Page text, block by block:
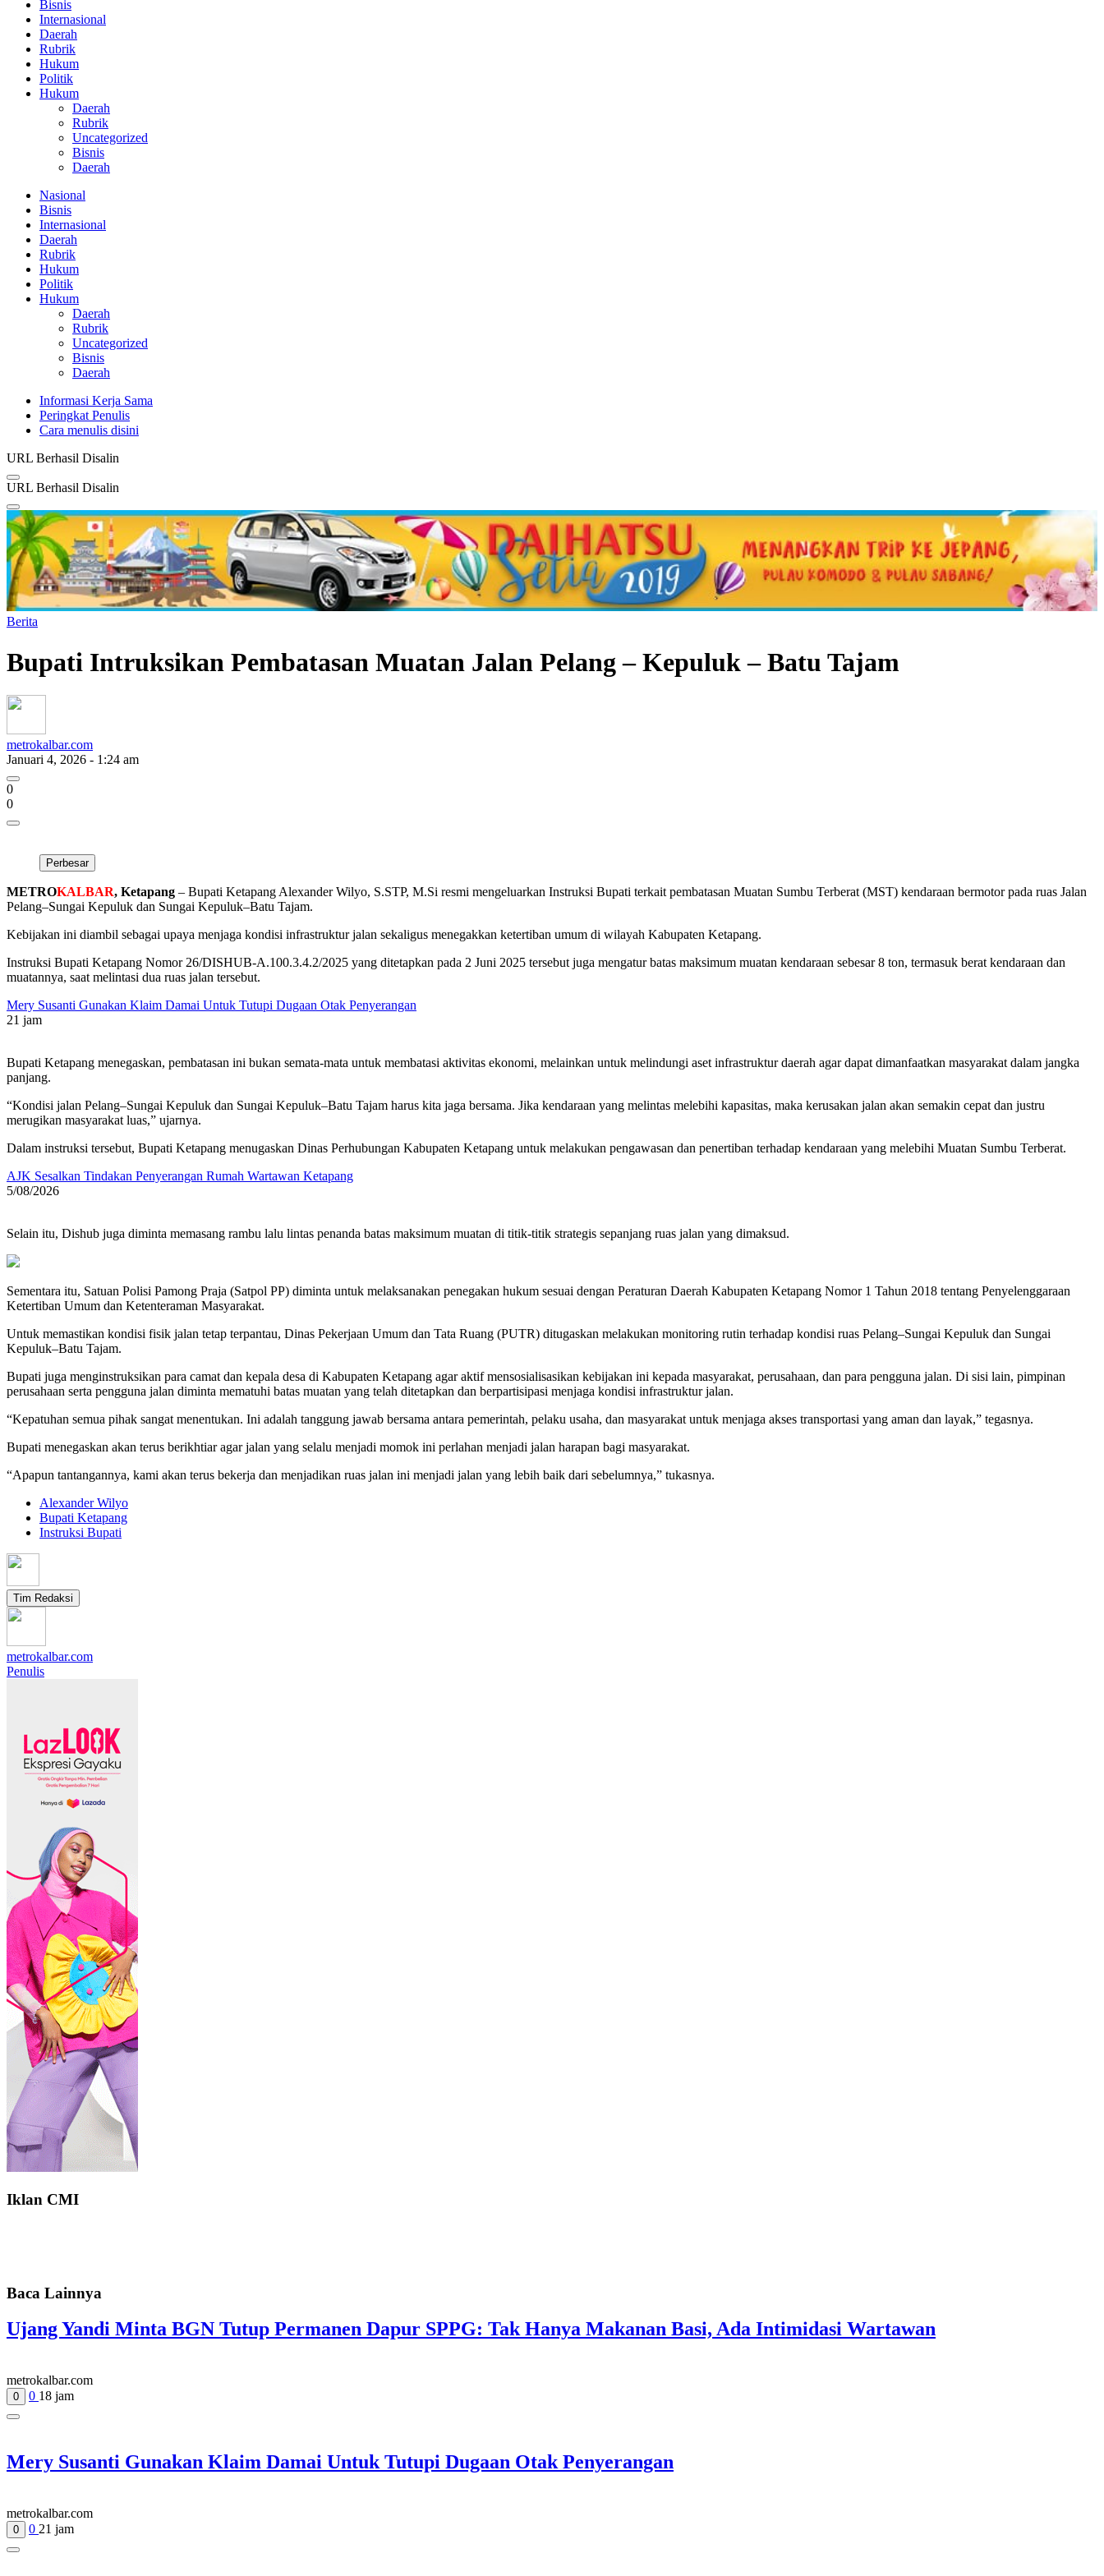
Bisnis
Internasional
Daerah
Rubrik
Hukum
Politik
Hukum
Daerah
Rubrik
Uncategorized
Bisnis
Daerah
Nasional
Bisnis
Internasional
Daerah
Rubrik
Hukum
Politik
Hukum
Daerah
Rubrik
Uncategorized
Bisnis
Daerah
Informasi Kerja Sama
Peringkat Penulis
Cara menulis disini
URL Berhasil Disalin
URL Berhasil Disalin
Berita
Bupati Intruksikan Pembatasan Muatan Jalan Pelang – Kepuluk – Batu Tajam
metrokalbar.com
Januari 4, 2026 - 1:24 am
0
0
Perbesar
METROKALBAR, Ketapang – Bupati Ketapang Alexander Wilyo, S.STP, M.Si resmi mengeluarkan Instruksi Bupati terkait pembatasan Muatan Sumbu Terberat (MST) kendaraan bermotor pada ruas Jalan
Pelang–Sungai Kepuluk dan Sungai Kepuluk–Batu Tajam.
Kebijakan ini diambil sebagai upaya menjaga kondisi infrastruktur jalan sekaligus menegakkan ketertiban umum di wilayah Kabupaten Ketapang.
Instruksi Bupati Ketapang Nomor 26/DISHUB-A.100.3.4.2/2025 yang ditetapkan pada 2 Juni 2025 tersebut juga mengatur batas maksimum muatan kendaraan sebesar 8 ton, termasuk berat kendaraan dan
muatannya, saat melintasi dua ruas jalan tersebut.
Mery Susanti Gunakan Klaim Damai Untuk Tutupi Dugaan Otak Penyerangan
21 jam
Bupati Ketapang menegaskan, pembatasan ini bukan semata-mata untuk membatasi aktivitas ekonomi, melainkan untuk melindungi aset infrastruktur daerah agar dapat dimanfaatkan masyarakat dalam jangka
panjang.
“Kondisi jalan Pelang–Sungai Kepuluk dan Sungai Kepuluk–Batu Tajam harus kita jaga bersama. Jika kendaraan yang melintas melebihi kapasitas, maka kerusakan jalan akan semakin cepat dan justru
merugikan masyarakat luas,” ujarnya.
Dalam instruksi tersebut, Bupati Ketapang menugaskan Dinas Perhubungan Kabupaten Ketapang untuk melakukan pengawasan dan penertiban terhadap kendaraan yang melebihi Muatan Sumbu Terberat.
AJK Sesalkan Tindakan Penyerangan Rumah Wartawan Ketapang
5/08/2026
Selain itu, Dishub juga diminta memasang rambu lalu lintas penanda batas maksimum muatan di titik-titik strategis sepanjang ruas jalan yang dimaksud.
Sementara itu, Satuan Polisi Pamong Praja (Satpol PP) diminta untuk melaksanakan penegakan hukum sesuai dengan Peraturan Daerah Kabupaten Ketapang Nomor 1 Tahun 2018 tentang Penyelenggaraan
Ketertiban Umum dan Ketenteraman Masyarakat.
Untuk memastikan kondisi fisik jalan tetap terpantau, Dinas Pekerjaan Umum dan Tata Ruang (PUTR) ditugaskan melakukan monitoring rutin terhadap kondisi ruas Pelang–Sungai Kepuluk dan Sungai
Kepuluk–Batu Tajam.
Bupati juga menginstruksikan para camat dan kepala desa di Kabupaten Ketapang agar aktif mensosialisasikan kebijakan ini kepada masyarakat, perusahaan, dan para pengguna jalan. Di sisi lain, pimpinan
perusahaan serta pengguna jalan diminta mematuhi batas muatan yang telah ditetapkan dan berpartisipasi menjaga kondisi infrastruktur jalan.
“Kepatuhan semua pihak sangat menentukan. Ini adalah tanggung jawab bersama antara pemerintah, pelaku usaha, dan masyarakat untuk menjaga akses transportasi yang aman dan layak,” tegasnya.
Bupati menegaskan akan terus berikhtiar agar jalan yang selalu menjadi momok ini perlahan menjadi jalan harapan bagi masyarakat.
“Apapun tantangannya, kami akan terus bekerja dan menjadikan ruas jalan ini menjadi jalan yang lebih baik dari sebelumnya,” tukasnya.
Alexander Wilyo
Bupati Ketapang
Instruksi Bupati
Tim Redaksi
metrokalbar.com
Penulis
Iklan CMI
Baca Lainnya
Ujang Yandi Minta BGN Tutup Permanen Dapur SPPG: Tak Hanya Makanan Basi, Ada Intimidasi Wartawan
metrokalbar.com
0 0 18 jam
Mery Susanti Gunakan Klaim Damai Untuk Tutupi Dugaan Otak Penyerangan
metrokalbar.com
0 0 21 jam